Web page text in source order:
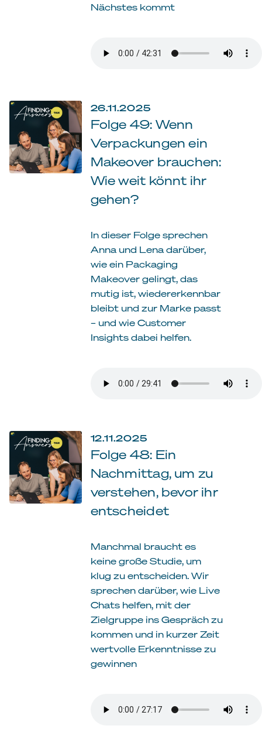
Nächstes kommt
26.11.2025
Folge 49: Wenn
Verpackungen ein
Makeover brauchen:
Wie weit könnt ihr
gehen?
In dieser Folge sprechen
Anna und Lena darüber,
wie ein Packaging
Makeover gelingt, das
mutig ist, wiedererkennbar
bleibt und zur Marke passt
– und wie Customer
Insights dabei helfen.
12.11.2025
Folge 48: Ein
Nachmittag, um zu
verstehen, bevor ihr
entscheidet
Manchmal braucht es
keine große Studie, um
klug zu entscheiden. Wir
sprechen darüber, wie Live
Chats helfen, mit der
Zielgruppe ins Gespräch zu
kommen und in kurzer Zeit
wertvolle Erkenntnisse zu
gewinnen